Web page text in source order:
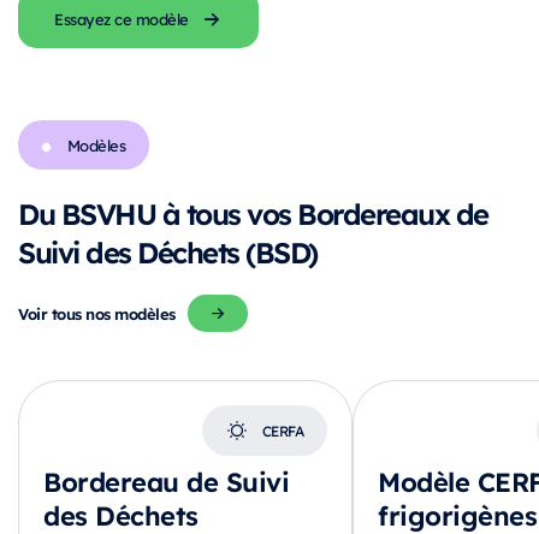
Essayez ce modèle
Modèles
Du BSVHU à tous vos Bordereaux de
Suivi des Déchets (BSD)
Voir tous nos modèles
Bordereau de Suivi
des Déchets
CERFA
Modèle
frigorigènes